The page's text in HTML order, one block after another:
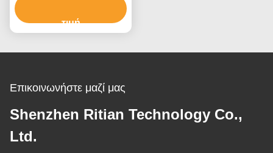
τιμή
Επικοινωνήστε μαζί μας
Shenzhen Ritian Technology Co.,
Ltd.